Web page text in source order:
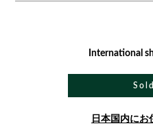
International
日本国内にお